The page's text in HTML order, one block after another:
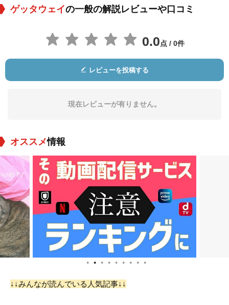
ア・ホフマン
Elske McCain
Daniel Villarreal
役：Luis Mendoza 役：Red Shirt 役：Ramon
ゲッタウェイの一般の解説レビューや口コミ
0.0点 / 0件
レビューを投稿する
現在レビューが有りません。
オススメ情報
● ● ● ● ● ● ● ● ●
↓↓みんなが読んでいる人気記事↓↓